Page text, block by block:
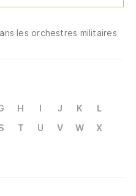
les orchestres militaires
H I J K
L
T U V W
X